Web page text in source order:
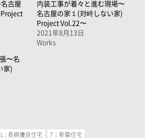
古屋
Project
内装工事が着々と進む現場〜
名古屋の家１(対峙しない家)
Project Vol.22〜
2021年8月13日
Works
〜名
家)
L : 長期優良住宅 T：新築住宅